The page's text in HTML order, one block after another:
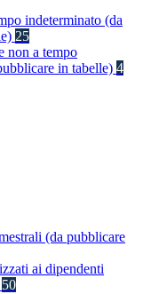
indeterminato (da
25
non a tempo
in tabelle) 4
(da pubblicare
ai dipendenti
50